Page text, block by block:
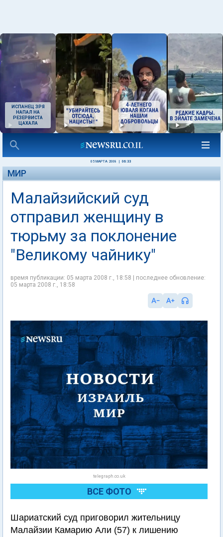
ИСПАНЕЦ ЗРЯ
НАПАЛ НА
РЕЗЕРВИСТА
ЦАХАЛА
05 МАРТА 2008 06:33
МИР
Малайзийский суд
отправил женщину в
тюрьму за поклонение
"Великому чайнику"
время публикации: 05 марта 2008 г., 18:58 | последнее обновление:
05 марта 2008 г., 18:58
telegraph.co.uk
ВСЕ ФОТО
Шариатский суд приговорил жительницу
Малайзии Камарию Али (57) к лишению